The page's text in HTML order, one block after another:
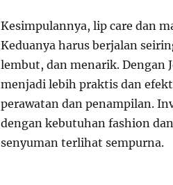
Kesimpulannya, lip care dan
Keduanya harus berjalan
lembut, dan menarik. Dengan
menjadi lebih praktis dan
perawatan dan penampilan.
dengan kebutuhan fashion
senyuman terlihat sempurna.